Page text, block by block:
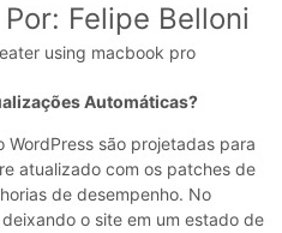
Por: Felipe Belloni
Automáticas?
são projetadas para
atualizado com os patches de
de desempenho. No
o site em um estado de